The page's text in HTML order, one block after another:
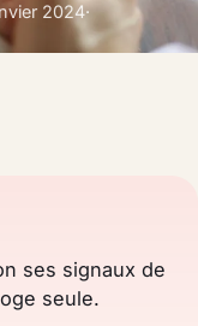
2024·
ses signaux de
seule.